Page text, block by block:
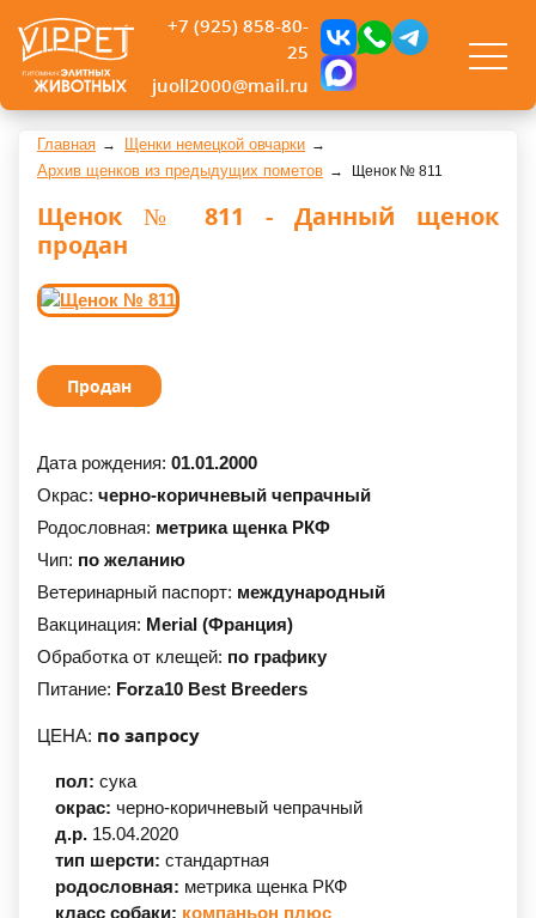
+7 (925) 858-80-
25
juoll2000@mail.ru
Главная
Щенки немецкой овчарки
Архив щенков из предыдущих пометов
Щенок № 811
Щенок № 811 - Данный щенок
продан
Продан
Дата рождения: 01.01.2000
Окрас: черно-коричневый чепрачный
Родословная: метрика щенка РКФ
Чип: по желанию
Ветеринарный паспорт: международный
Вакцинация: Merial (Франция)
Обработка от клещей: по графику
Питание: Forza10 Best Breeders
ЦЕНА: по запросу
пол: сука
окрас: черно-коричневый чепрачный
д.р. 15.04.2020
тип шерсти: стандартная
родословная: метрика щенка РКФ
класс собаки: компаньон плюс